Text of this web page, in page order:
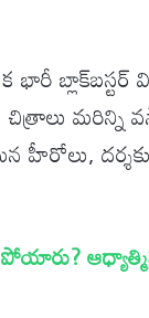
భారీ
చిత్రాలు